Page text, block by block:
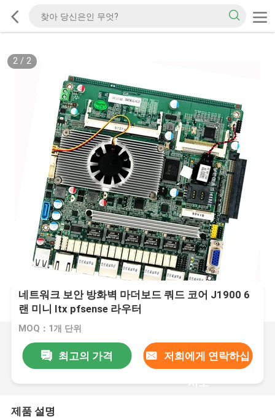
2/ 2
네트워크 보안 방화벽 마더보드 쿼드 코어 J1900 6
랜 미니 Itx pfsense 라우터
MOQ：1개 단위
최고의 가격 저희에게 연락하십
시오
제품 설명